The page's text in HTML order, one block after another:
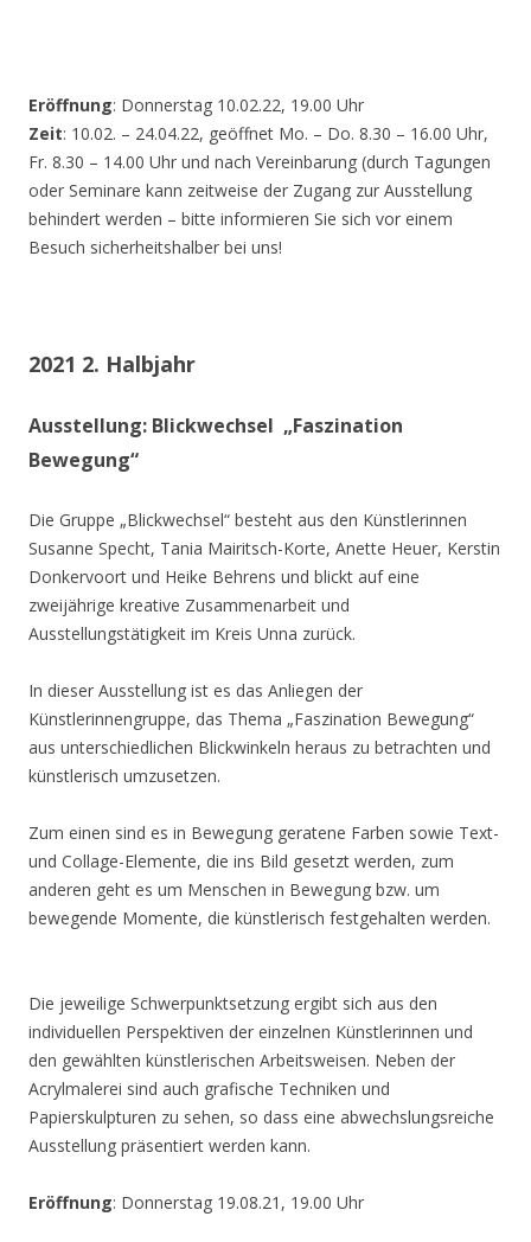
Eröffnung: Donnerstag 10.02.22, 19.00 Uhr
Zeit: 10.02. – 24.04.22, geöffnet Mo. – Do. 8.30 – 16.00 Uhr,
Fr. 8.30 – 14.00 Uhr und nach Vereinbarung (durch Tagungen
oder Seminare kann zeitweise der Zugang zur Ausstellung
behindert werden – bitte informieren Sie sich vor einem
Besuch sicherheitshalber bei uns!
2021 2. Halbjahr
Ausstellung: Blickwechsel „Faszination
Bewegung“
Die Gruppe „Blickwechsel“ besteht aus den Künstlerinnen
Susanne Specht, Tania Mairitsch-Korte, Anette Heuer, Kerstin
Donkervoort und Heike Behrens und blickt auf eine
zweijährige kreative Zusammenarbeit und
Ausstellungstätigkeit im Kreis Unna zurück.
In dieser Ausstellung ist es das Anliegen der
Künstlerinnengruppe, das Thema „Faszination Bewegung“
aus unterschiedlichen Blickwinkeln heraus zu betrachten und
künstlerisch umzusetzen.
Zum einen sind es in Bewegung geratene Farben sowie Text-
und Collage-Elemente, die ins Bild gesetzt werden, zum
anderen geht es um Menschen in Bewegung bzw. um
bewegende Momente, die künstlerisch festgehalten werden.
Die jeweilige Schwerpunktsetzung ergibt sich aus den
individuellen Perspektiven der einzelnen Künstlerinnen und
den gewählten künstlerischen Arbeitsweisen. Neben der
Acrylmalerei sind auch grafische Techniken und
Papierskulpturen zu sehen, so dass eine abwechslungsreiche
Ausstellung präsentiert werden kann.
Eröffnung: Donnerstag 19.08.21, 19.00 Uhr